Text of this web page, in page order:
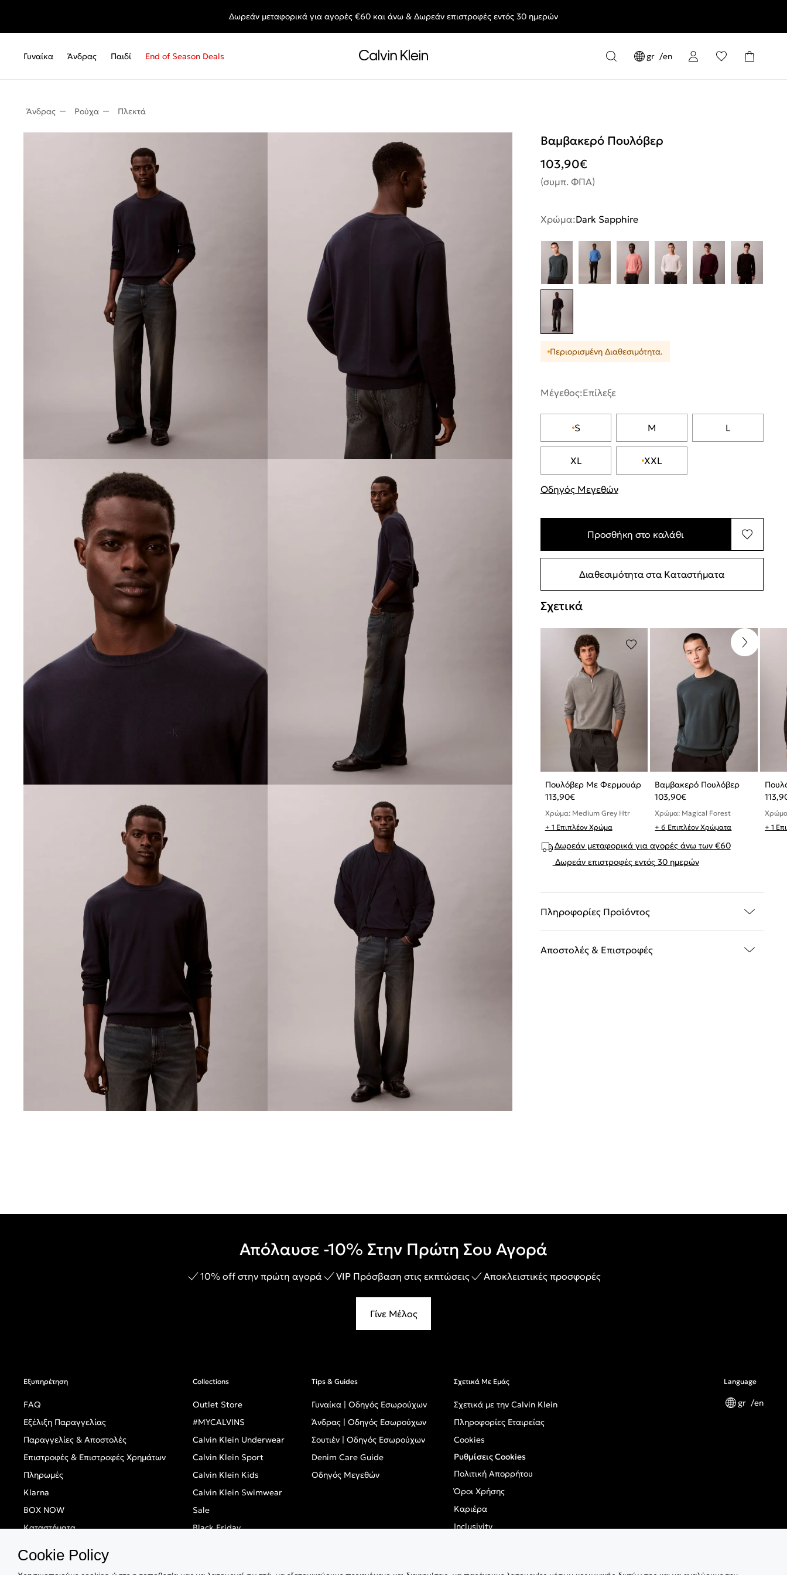
End of Season Deals: Αγαπημένα styles, στις τιμές που θες.
Δωρεάν μεταφορικά για αγορές €60 και άνω & Δωρεάν επιστροφές εντός 30 ημερών
Γυναίκα Άνδρας Παιδί End of Season Deals gr en
Άνδρας Ρούχα Πλεκτά
Βαμβακερό Πουλόβερ
103,90€
(συμπ. ΦΠΑ)
Χρώμα:Dark Sapphire
Περιορισμένη Διαθεσιμότητα.
Μέγεθος:Επίλεξε
S M L
XL XXL
Οδηγός Μεγεθών
Προσθήκη στο καλάθι
Διαθεσιμότητα στα Καταστήματα
Σχετικά
Πουλόβερ Με Φερμουάρ
113,90€
Χρώμα: Medium Grey Htr
+ 1 Επιπλέον Χρώμα
Βαμβακερό Πουλόβερ
103,90€
Χρώμα: Magical Forest
+ 6 Επιπλέον Χρώματα
+ 1
Δωρεάν μεταφορικά για αγορές άνω των €60
Δωρεάν επιστροφές εντός 30 ημερών
Πληροφορίες Προϊόντος
Αποστολές & Επιστροφές
Απόλαυσε -10% Στην Πρώτη Σου Αγορά
10% off στην πρώτη αγορά VIP Πρόσβαση στις εκπτώσεις Αποκλειστικές προσφορές
Γίνε Μέλος
Εξυπηρέτηση
FAQ
Εξέλιξη Παραγγελίας
Παραγγελίες & Αποστολές
Επιστροφές & Επιστροφές Χρημάτων
Πληρωμές
Klarna
BOX NOW
Καταστήματα
Collections
Outlet Store
#MYCALVINS
Calvin Klein Underwear
Calvin Klein Sport
Calvin Klein Kids
Calvin Klein Swimwear
Sale
Black Friday
Tips & Guides
Γυναίκα | Οδηγός Εσωρούχων
Άνδρας | Οδηγός Εσωρούχων
Σουτιέν | Οδηγός Εσωρούχων
Denim Care Guide
Οδηγός Μεγεθών
Σχετικά Με Εμάς
Σχετικά με την Calvin Klein
Πληροφορίες Εταιρείας
Cookies
Ρυθμίσεις Cookies
Πολιτική Απορρήτου
Όροι Χρήσης
Καριέρα
Inclusivity
Language
gr en
Cookie Policy